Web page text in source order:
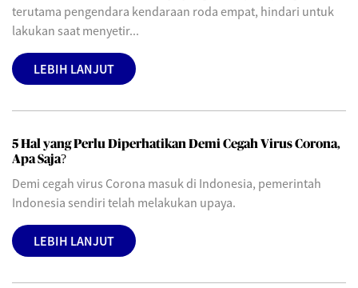
terutama pengendara kendaraan roda empat, hindari untuk
lakukan saat menyetir...
LEBIH LANJUT
5 Hal yang Perlu Diperhatikan Demi Cegah Virus Corona,
Apa Saja?
Demi cegah virus Corona masuk di Indonesia, pemerintah
Indonesia sendiri telah melakukan upaya.
LEBIH LANJUT